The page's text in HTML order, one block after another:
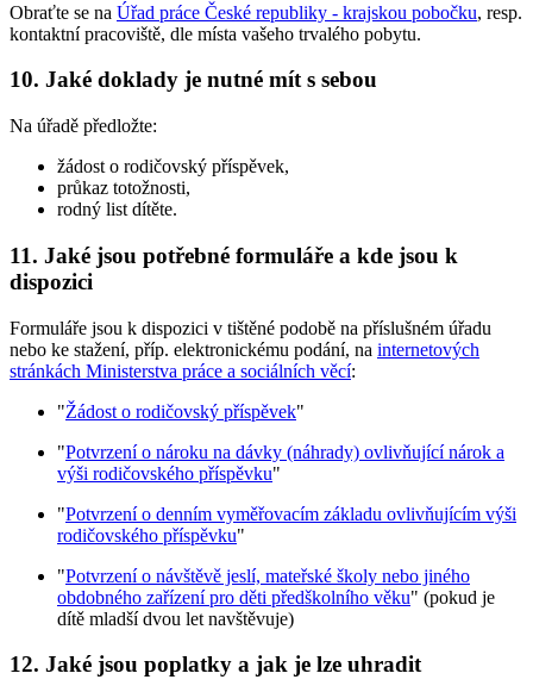
Obraťte se na Úřad práce České republiky - krajskou pobočku, resp.
kontaktní pracoviště, dle místa vašeho trvalého pobytu.
10. Jaké doklady je nutné mít s sebou
Na úřadě předložte:
žádost o rodičovský příspěvek,
průkaz totožnosti,
rodný list dítěte.
11. Jaké jsou potřebné formuláře a kde jsou k
dispozici
Formuláře jsou k dispozici v tištěné podobě na příslušném úřadu
nebo ke stažení, příp. elektronickému podání, na internetových
stránkách Ministerstva práce a sociálních věcí:
"Žádost o rodičovský příspěvek"
"Potvrzení o nároku na dávky (náhrady) ovlivňující nárok a
výši rodičovského příspěvku"
"Potvrzení o denním vyměřovacím základu ovlivňujícím výši
rodičovského příspěvku"
"Potvrzení o návštěvě jeslí, mateřské školy nebo jiného
obdobného zařízení pro děti předškolního věku" (pokud je
dítě mladší dvou let navštěvuje)
12. Jaké jsou poplatky a jak je lze uhradit